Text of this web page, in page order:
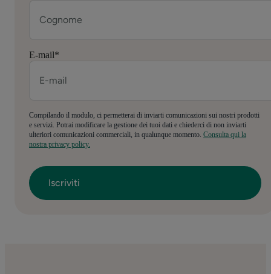
E-mail*
Compilando il modulo, ci permetterai di inviarti comunicazioni sui nostri prodotti
e servizi. Potrai modificare la gestione dei tuoi dati e chiederci di non inviarti
ulteriori comunicazioni commerciali, in qualunque momento. Consulta qui la
nostra privacy policy.